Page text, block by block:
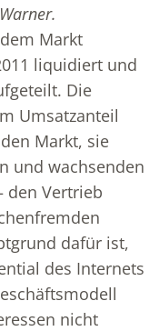
Warner.
Markt
liquidiert und
Die
Umsatzanteil
Markt, sie
und wachsenden
den Vertrieb
dafür ist,
des Internets
nicht